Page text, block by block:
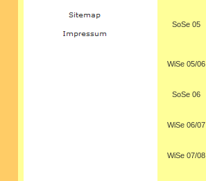
SoSe 05
WiSe 05/06
SoSe 06
WiSe 06/07
WiSe 07/08